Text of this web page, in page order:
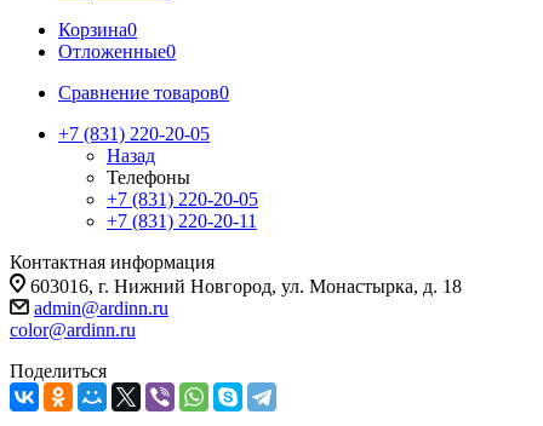
Корзина0
Отложенные0
Сравнение товаров0
+7 (831) 220-20-05
Назад
Телефоны
+7 (831) 220-20-05
+7 (831) 220-20-11
Контактная информация
603016, г. Нижний Новгород, ул. Монастырка, д. 18
admin@ardinn.ru
color@ardinn.ru
Поделиться